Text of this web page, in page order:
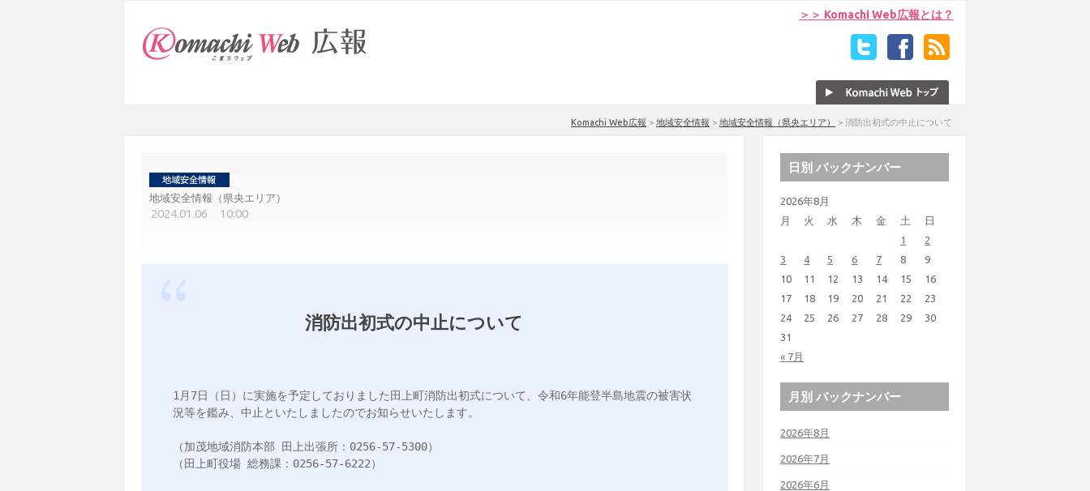
＞＞ Komachi Web広報とは？
Komachi Web広報 > 地域安全情報 > 地域安全情報（県央エリア） > 消防出初式の中止について
地域安全情報（県央エリア）
2024.01.06 10:00
消防出初式の中止について
1月7日（日）に実施を予定しておりました田上町消防出初式について、令和6年能登半島地震の被害状
況等を鑑み、中止といたしましたのでお知らせいたします。
（加茂地域消防本部 田上出張所：0256-57-5300）
日別 バックナンバー
2026年8月
月
火 水 木 金 土 日
« 7月
1
2
3
4 5 6 7 8
9
10
11 12 13 14 15
16
17
18 19 20 21 22
23
24
25 26 27 28 29
30
31
月別 バックナンバー
2026年8月
2026年7月
2026年6月